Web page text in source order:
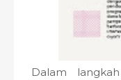
Dalam